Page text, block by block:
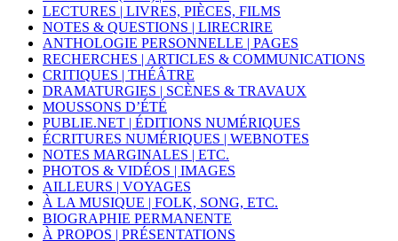
LECTURES | LIVRES, PIÈCES, FILMS
NOTES & QUESTIONS | LIRECRIRE
ANTHOLOGIE PERSONNELLE | PAGES
RECHERCHES | ARTICLES & COMMUNICATIONS
CRITIQUES | THÉÂTRE
DRAMATURGIES | SCÈNES & TRAVAUX
MOUSSONS D’ÉTÉ
PUBLIE.NET | ÉDITIONS NUMÉRIQUES
ÉCRITURES NUMÉRIQUES | WEBNOTES
NOTES MARGINALES | ETC.
PHOTOS & VIDÉOS | IMAGES
AILLEURS | VOYAGES
À LA MUSIQUE | FOLK, SONG, ETC.
BIOGRAPHIE PERMANENTE
À PROPOS | PRÉSENTATIONS